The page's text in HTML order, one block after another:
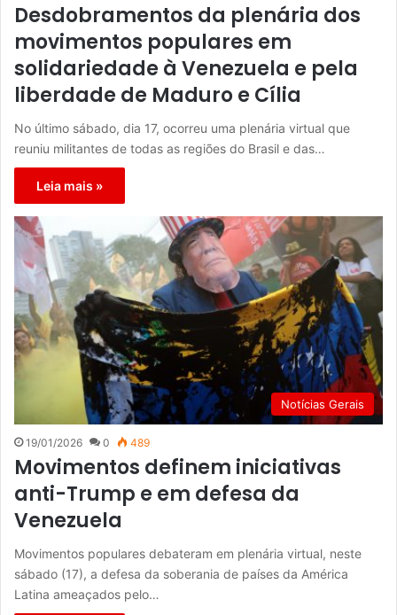
Desdobramentos da plenária dos
movimentos populares em
solidariedade à Venezuela e pela
liberdade de Maduro e Cília
No último sábado, dia 17, ocorreu uma plenária virtual que
reuniu militantes de todas as regiões do Brasil e das…
Leia mais »
Notícias Gerais
19/01/2026 0 489
Movimentos definem iniciativas
anti-Trump e em defesa da
Venezuela
Movimentos populares debateram em plenária virtual, neste
sábado (17), a defesa da soberania de países da América
Latina ameaçados pelo…